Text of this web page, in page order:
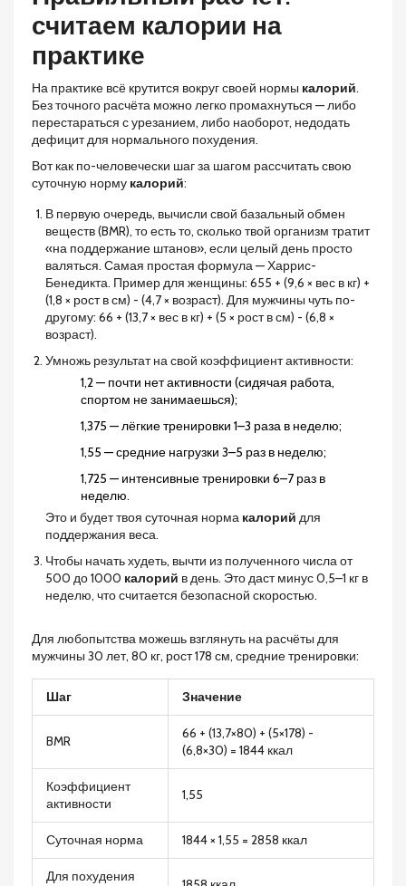
считаем калории на
практике
На практике всё крутится вокруг своей нормы калорий.
Без точного расчёта можно легко промахнуться — либо
перестараться с урезанием, либо наоборот, недодать
дефицит для нормального похудения.
Вот как по-человечески шаг за шагом рассчитать свою
суточную норму калорий:
В первую очередь, вычисли свой базальный обмен
веществ (BMR), то есть то, сколько твой организм тратит
«на поддержание штанов», если целый день просто
валяться. Самая простая формула — Харрис-
Бенедикта. Пример для женщины: 655 + (9,6 × вес в кг) +
(1,8 × рост в см) - (4,7 × возраст). Для мужчины чуть по-
другому: 66 + (13,7 × вес в кг) + (5 × рост в см) - (6,8 ×
возраст).
Умножь результат на свой коэффициент активности:
1,2 — почти нет активности (сидячая работа,
спортом не занимаешься);
1,375 — лёгкие тренировки 1–3 раза в неделю;
1,55 — средние нагрузки 3–5 раз в неделю;
1,725 — интенсивные тренировки 6–7 раз в
неделю.
Это и будет твоя суточная норма калорий для
поддержания веса.
Чтобы начать худеть, вычти из полученного числа от
500 до 1000 калорий в день. Это даст минус 0,5–1 кг в
неделю, что считается безопасной скоростью.
Для любопытства можешь взглянуть на расчёты для
мужчины 30 лет, 80 кг, рост 178 см, средние тренировки:
Шаг Значение
BMR
66 + (13,7×80) + (5×178) -
(6,8×30) = 1844 ккал
Коэффициент
активности
1,55
Суточная норма 1844 × 1,55 = 2858 ккал
Для похудения